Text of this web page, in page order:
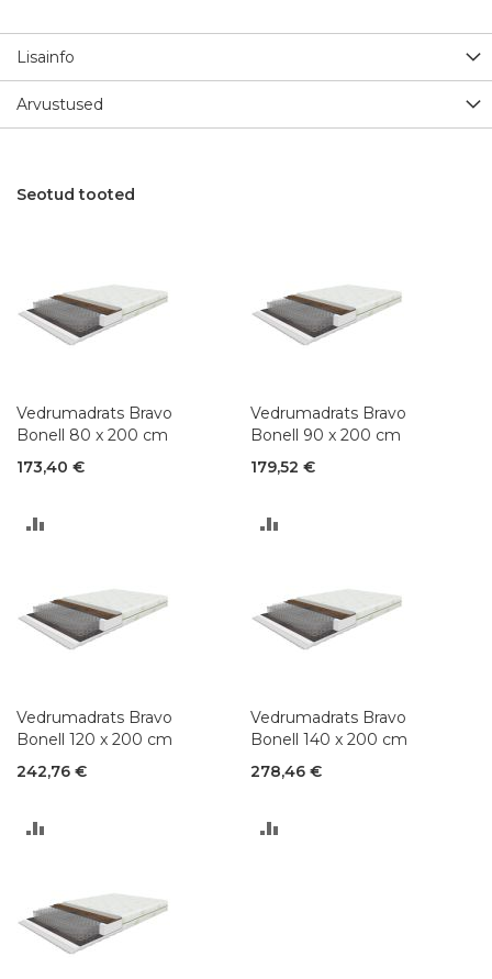
Lisainfo
Arvustused
Seotud tooted
Vedrumadrats Bravo
Bonell 80 x 200 cm
173,40 €
Vedrumadrats Bravo
Bonell 90 x 200 cm
179,52 €
Vedrumadrats Bravo
Bonell 120 x 200 cm
242,76 €
Vedrumadrats Bravo
Bonell 140 x 200 cm
278,46 €